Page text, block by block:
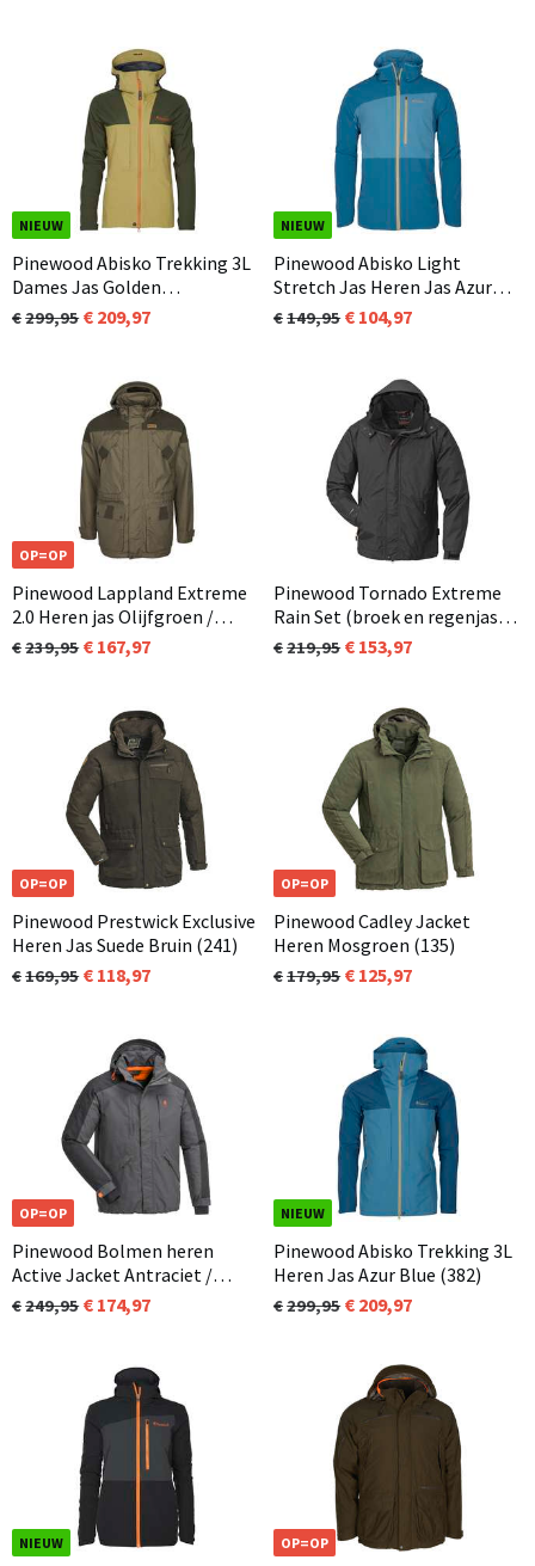
NIEUW
Pinewood Abisko Trekking 3L
Dames Jas Golden
Hay/Mosgreen (758)
299,95 209,97
NIEUW
Pinewood Abisko Light
Stretch Jas Heren Jas Azur
Blue (382)
149,95 104,97
OP=OP
Pinewood Lappland Extreme
2.0 Heren jas Olijfgroen /
Mosgroen (734)
239,95 167,97
Pinewood Tornado Extreme
Rain Set (broek en regenjas )
Unisex Zwart (400)
219,95 153,97
OP=OP
Pinewood Prestwick Exclusive
Heren Jas Suede Bruin (241)
169,95 118,97
OP=OP
Pinewood Cadley Jacket
Heren Mosgroen (135)
179,95 125,97
OP=OP
Pinewood Bolmen heren
Active Jacket Antraciet /
Zwart (446)
249,95 174,97
NIEUW
Pinewood Abisko Trekking 3L
Heren Jas Azur Blue (382)
299,95 209,97
NIEUW OP=OP